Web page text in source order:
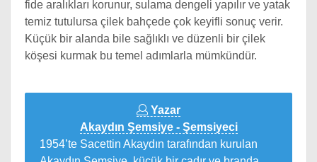
fide aralıkları korunur, sulama dengeli yapılır ve yatak
temiz tutulursa çilek bahçede çok keyifli sonuç verir.
Küçük bir alanda bile sağlıklı ve düzenli bir çilek
köşesi kurmak bu temel adımlarla mümkündür.
Yazar
Akaydın Şemsiye - Şemsiyeci
1954’te Sacettin Akaydın tarafından kurulan